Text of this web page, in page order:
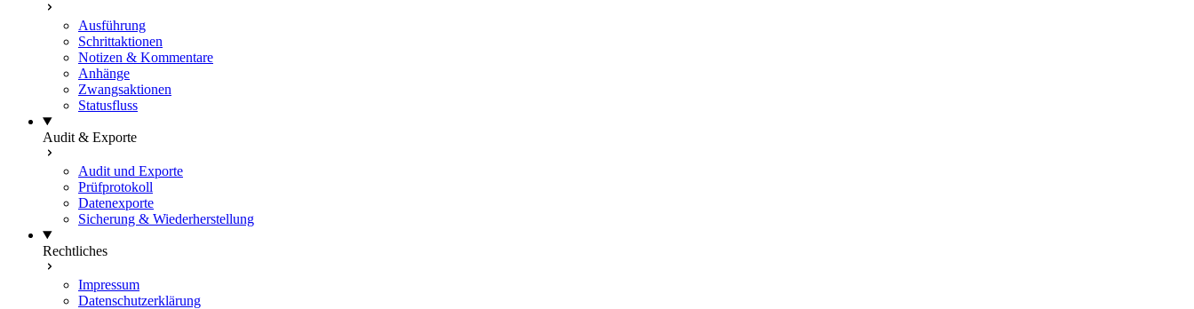
Ausführung
Schrittaktionen
Notizen & Kommentare
Anhänge
Zwangsaktionen
Statusfluss
Audit & Exporte
Audit und Exporte
Prüfprotokoll
Datenexporte
Sicherung & Wiederherstellung
Rechtliches
Impressum
Datenschutzerklärung